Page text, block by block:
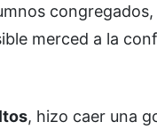
merced a la
, hizo caer una